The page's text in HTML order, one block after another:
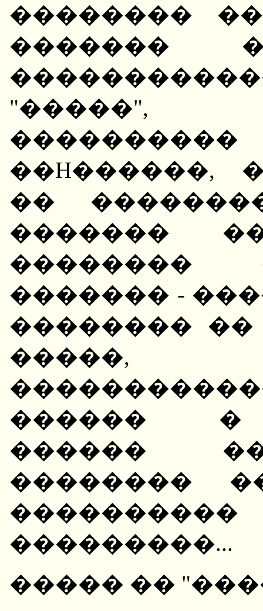
��������
�������
��H������,
��
�������
��������
������� -
��������
�����,
������ �
������
��������
���������...
����� ��